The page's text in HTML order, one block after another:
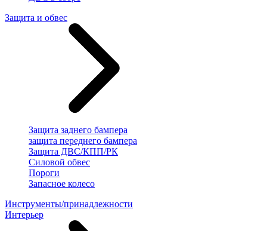
Защита и обвес
Защита заднего бампера
защита переднего бампера
Защита ДВС/КПП/РК
Силовой обвес
Пороги
Запасное колесо
Инструменты/принадлежности
Интерьер